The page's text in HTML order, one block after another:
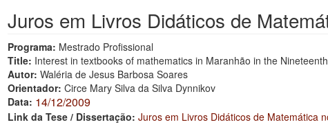
Juros em Livros Didáticos de
Programa: Mestrado Profissional
Title: Interest in textbooks of mathematics in Maranhão in the
Autor: Waléria de Jesus Barbosa Soares
Orientador: Circe Mary Silva da Silva Dynnikov
Data: 14/12/2009
Link da Tese / Dissertação: Juros em Livros Didáticos de Matemática